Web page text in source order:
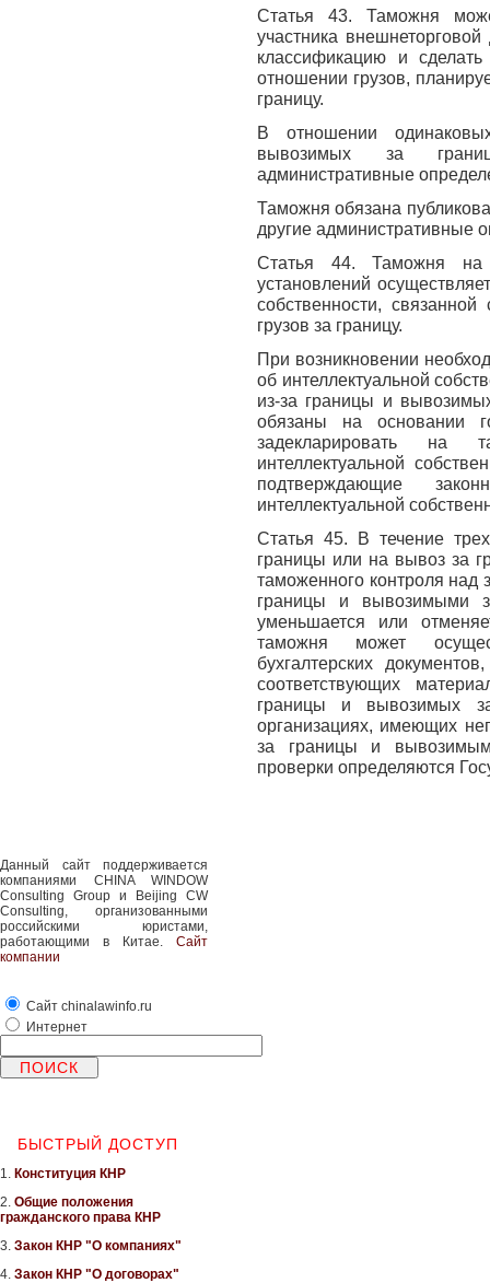
Статья 43. Таможня
участника
классификацию и
отношении грузов,
границу.
В отношении
вывозимых за
административные
Таможня обязана
другие административные
Статья 44. Таможня на
установлений
собственности,
грузов за границу.
При возникновении
об интеллектуальной
из-за границы и
обязаны на основании
задекларировать на
интеллектуальной
подтверждающие
интеллектуальной
Статья 45. В течение
границы или на вывоз за
таможенного контроля над
границы и вывозимыми
уменьшается или
таможня может
бухгалтерских
соответствующих
границы и вывозимых
организациях, имеющих
за границы и
проверки определяются
Данный сайт поддерживается
компаниями CHINA WINDOW
Consulting Group и Beijing CW
Consulting, организованными
российскими юристами,
работающими в Китае. Сайт
компании
Сайт chinalawinfo.ru
Интернет
БЫСТРЫЙ ДОСТУП
1. Конституция КНР
2. Общие положения
гражданского права КНР
3. Закон КНР "О компаниях"
4. Закон КНР "О договорах"